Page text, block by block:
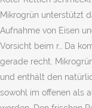
Mikrogrün unterstützt
Aufnahme von Eisen
Vorsicht beim r… Da
gerade recht.
und enthält den
sowohl im offenen als